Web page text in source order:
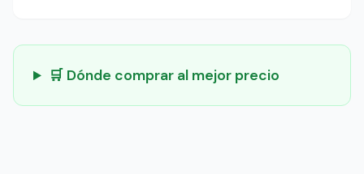
🛒 Dónde comprar al mejor precio